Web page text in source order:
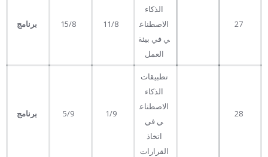
27
الذكاء
الاصطناع
ي في بيئة
العمل
برنامج
28
تطبيقات
الذكاء
الاصطناع
ي في
اتخاذ
القرارات
1/9
5/9 برنامج